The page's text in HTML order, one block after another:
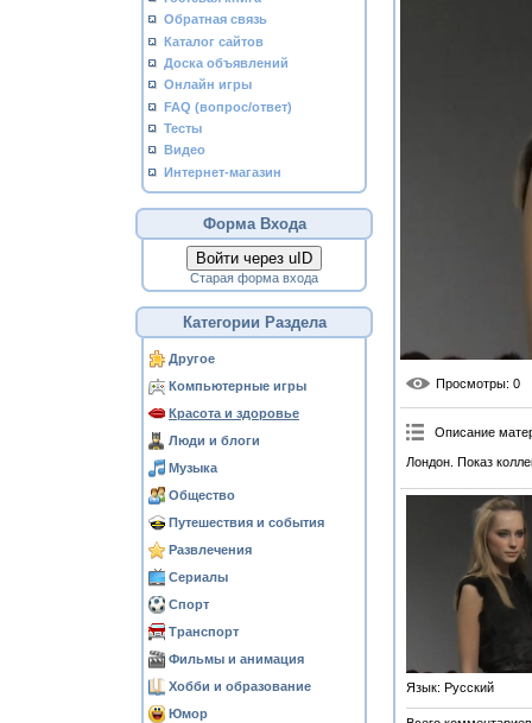
Обратная связь
Каталог сайтов
Доска объявлений
Онлайн игры
FAQ (вопрос/ответ)
Тесты
Видео
Интернет-магазин
Форма Входа
Войти через uID
Старая форма входа
Категории Раздела
Другое
Компьютерные игры
Красота и здоровье
Люди и блоги
Музыка
Общество
Путешествия и события
Развлечения
Сериалы
Спорт
Транспорт
Фильмы и анимация
Хобби и образование
Юмор
Просмотры: 0
Описание
Лондон. Показ
Язык: Русский